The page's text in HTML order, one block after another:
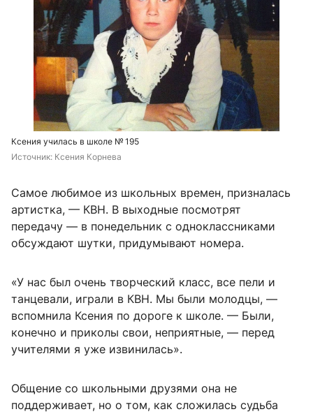
Ксения училась в школе № 195
Источник: Ксения Корнева
Самое любимое из школьных времен, призналась
артистка, — КВН. В выходные посмотрят
передачу — в понедельник с одноклассниками
обсуждают шутки, придумывают номера.
«У нас был очень творческий класс, все пели и
танцевали, играли в КВН. Мы были молодцы, —
вспомнила Ксения по дороге к школе. — Были,
конечно и приколы свои, неприятные, — перед
учителями я уже извинилась».
Общение со школьными друзями она не
поддерживает, но о том, как сложилась судьба